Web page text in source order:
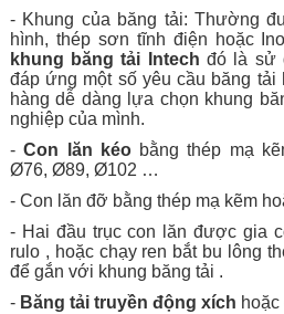
- Khung của băng tải: Thường
hình, thép sơn tĩnh điện hoặc
khung băng tải Intech đó là sử
đáp ứng một số yêu cầu băng tải
hàng dễ dàng lựa chọn khung
nghiệp của mình.
-Con lăn kéobằng thép mạ
Ø76, Ø89, Ø102 …
- Con lăn đỡ bằng thép mạ kẽm
- Hai đầu trục con lăn được gia
rulo , hoặc chạy ren bắt bu lông
để gắn với khung băng tải .
- Băng tải truyền động xích hoặc